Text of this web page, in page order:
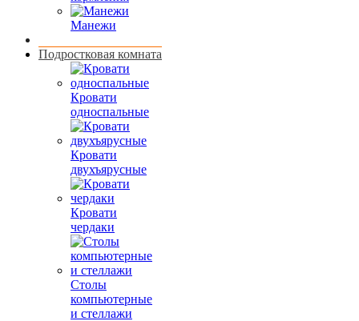
Манежи
Подростковая комната
Кровати
односпальные
Кровати
двухъярусные
Кровати
чердаки
Столы
компьютерные
и стеллажи